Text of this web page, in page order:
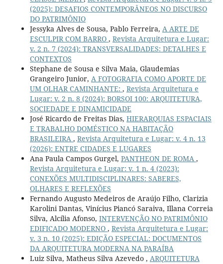
(2025): DESAFIOS CONTEMPORÂNEOS NO DISCURSO
DO PATRIMÔNIO
Jessyka Alves de Sousa, Pablo Ferreira, A ARTE DE
ESCULPIR COM BARRO , Revista Arquitetura e Lugar:
v. 2 n. 7 (2024): TRANSVERSALIDADES: DETALHES E
CONTEXTOS
Stephane de Sousa e Silva Maia, Glaudemias
Grangeiro Junior, A FOTOGRAFIA COMO APORTE DE
UM OLHAR CAMINHANTE: , Revista Arquitetura e
Lugar: v. 2 n. 8 (2024): BORSOI 100: ARQUITETURA,
SOCIEDADE E DINAMICIDADE
José Ricardo de Freitas Dias, HIERARQUIAS ESPACIAIS
E TRABALHO DOMÉSTICO NA HABITAÇÃO
BRASILEIRA , Revista Arquitetura e Lugar: v. 4 n. 13
(2026): ENTRE CIDADES E LUGARES
Ana Paula Campos Gurgel, PANTHEON DE ROMA ,
Revista Arquitetura e Lugar: v. 1 n. 4 (2023):
CONEXÕES MULTIDISCIPLINARES: SABERES,
OLHARES E REFLEXÕES
Fernando Augusto Medeiros de Araújo Filho, Clarizia
Karolini Dantas, Vinícius Piancó Saraiva, Illana Correia
Silva, Alcília Afonso, INTERVENÇÃO NO PATRIMÔNIO
EDIFICADO MODERNO , Revista Arquitetura e Lugar:
v. 3 n. 10 (2025): EDIÇÃO ESPECIAL: DOCUMENTOS
DA ARQUITETURA MODERNA NA PARAÍBA
Luiz Silva, Matheus Silva Azevedo , ARQUITETURA